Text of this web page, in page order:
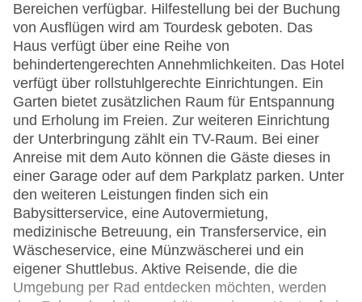
Bereichen verfügbar. Hilfestellung bei der Buchung
von Ausflügen wird am Tourdesk geboten. Das
Haus verfügt über eine Reihe von
behindertengerechten Annehmlichkeiten. Das Hotel
verfügt über rollstuhlgerechte Einrichtungen. Ein
Garten bietet zusätzlichen Raum für Entspannung
und Erholung im Freien. Zur weiteren Einrichtung
der Unterbringung zählt ein TV-Raum. Bei einer
Anreise mit dem Auto können die Gäste dieses in
einer Garage oder auf dem Parkplatz parken. Unter
den weiteren Leistungen finden sich ein
Babysitterservice, eine Autovermietung,
medizinische Betreuung, ein Transferservice, ein
Wäscheservice, eine Münzwäscherei und ein
eigener Shuttlebus. Aktive Reisende, die die
Umgebung per Rad entdecken möchten, werden